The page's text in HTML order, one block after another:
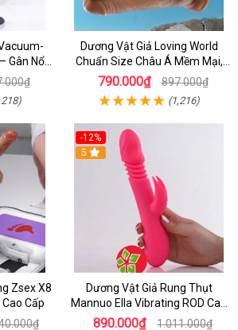
Gân Nổi
Không
Dương Vật Giả Loving World
Chuẩn Size Châu Á Mềm Mại,
An Toàn
790.000₫ 897.000₫
(1,216)
Zsex X8
Cấp
-12%
5
Dương Vật Giả Rung Thụt
Mannuo Ella Vibrating ROD Cao
Cấp Cho Nữ
890.000₫ 1.011.000₫